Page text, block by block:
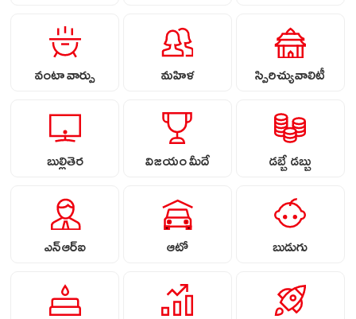
వంటా వార్పు మహిళ స్పిరిచ్యువాలిటీ
బుల్లితెర విజయం మీదే డబ్బే డబ్బు
ఎన్ఆర్ఐ ఆటో బుడుగు